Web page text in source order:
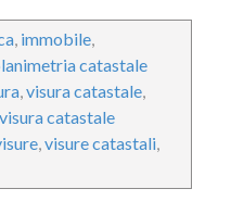
, immobile,
catastale
,visura catastale,
visura catastale
,visure catastali,